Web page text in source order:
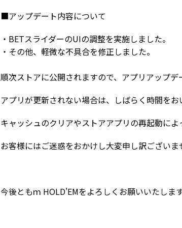
■アップデート内容について
・BETスライダーのUIの調整を実施しました。
・その他、軽微な不具合を修正しました。
順次ストアに公開されますので、アプリアップデ
アプリが更新されない場合は、しばらく時間を
キャッシュのクリアやストアアプリの再起動によ
お客様にはご迷惑をおかけし大変申し訳ございま
今後ともｍ HOLD'EMをよろしくお願いいたします